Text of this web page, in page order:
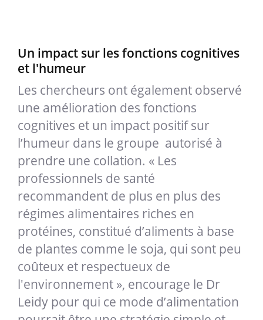
Un impact sur les fonctions cognitives
et l'humeur
Les chercheurs ont également observé
une amélioration des fonctions
cognitives et un impact positif sur
l’humeur dans le groupe autorisé à
prendre une collation. « Les
professionnels de santé
recommandent de plus en plus des
régimes alimentaires riches en
protéines, constitué d’aliments à base
de plantes comme le soja, qui sont peu
coûteux et respectueux de
l'environnement », encourage le Dr
Leidy pour qui ce mode d’alimentation